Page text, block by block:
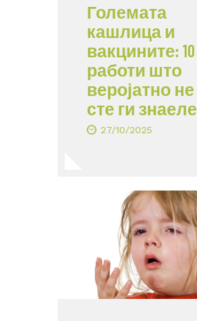
Големата
кашлица и
вакцините: 10
работи што
веројатно не
сте ги знаеле
27/10/2025